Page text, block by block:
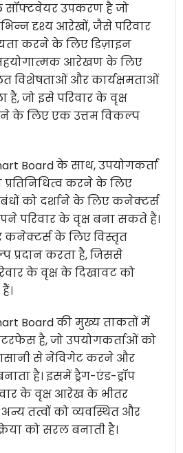
उपकरण है जो
दृश्य आरेखों, जैसे परिवार
करने के लिए डिज़ाइन
आरेखण के लिए
विशेषताओं और कार्यक्षमताओं
जो इसे परिवार के वृक्ष
के लिए एक उत्तम विकल्प
Board के साथ, उपयोगकर्ता
प्रतिनिधित्व करने के लिए
को दर्शाने के लिए कनेक्टर्स
परिवार के वृक्ष बना सकते हैं।
के लिए विस्तृत
प्रदान करता है, जिससे
के वृक्ष के दिखावट को
Board की मुख्य ताकतों में
है, जो उपयोगकर्ताओं को
से नेविगेट करने और
है। इसमें ड्रैग-एंड-ड्रॉप
के वृक्ष आरेख के भीतर
तत्वों को व्यवस्थित और
को सरल बनाती है।